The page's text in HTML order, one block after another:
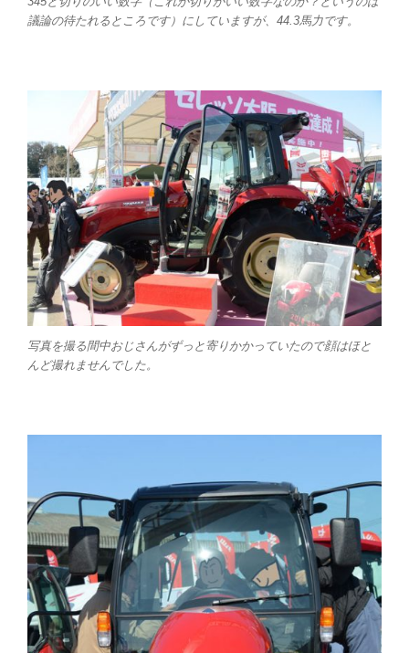
議論の待たれるところです）にしていますが、44.3馬力です。
写真を撮る間中おじさんがずっと寄りかかっていたので顔はほと
んど撮れませんでした。